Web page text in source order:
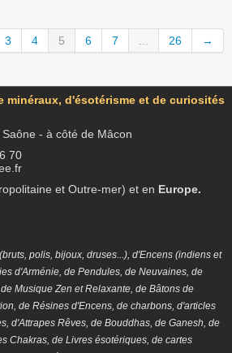
3 4 5 6 7 26 →
minéraux, d'ésotérisme et de curiosités
- à côté de Mâcon
70
et Outre-mer) et en Europe.
polis, bijoux, druses...), d'Encens (indiens et
d'Arménie, de Pendules, de Neuvaines, de
Musique Zen et Relaxante, de Bâtons de
de Résines d'Encens, de charbons, d'articles
d'Attrapes Rêves, de Bouddhas, de Ganesh, de
Chakras, de Livres ésotériques, de cartes